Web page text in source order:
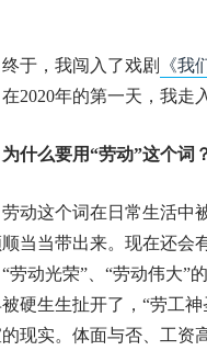
终于，我闯入了戏剧 《我
2020年的第一天，我走
为什么要用“劳动”这个词
劳动这个词在日常生活中
当当带出来。现在还会
劳动光荣”、“劳动伟大”
硬生生扯开了，“劳工
现实。体面与否、工资